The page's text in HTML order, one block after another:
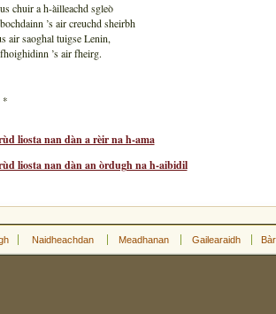
chuir a h-àilleachd sgleò
’s air creuchd sheirbh
air saoghal tuigse Lenin,
’s air fheirg.
*
liosta nan dàn a rèir na h-ama
liosta nan dàn an òrdugh na h-aibidil
Naidheachdan Meadhanan Gailearaidh